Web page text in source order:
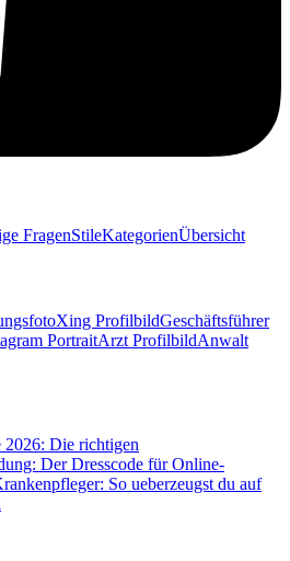
FragenStileKategorienÜbersicht
Xing ProfilbildGeschäftsführer
PortraitArzt ProfilbildAnwalt
Die richtigen
Der Dresscode für Online-
So ueberzeugst du auf